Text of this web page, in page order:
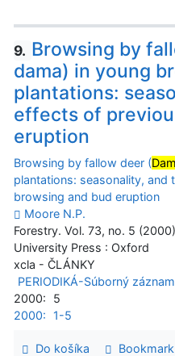
9. Browsing by
dama) in young
plantations:
effects of
eruption
Browsing by fallow deer (
plantations: seasonality, and
browsing and bud eruption
Moore N.P.
Forestry. Vol. 73, no. 5
University Press : Oxford
xcla - ČLÁNKY
PERIODIKÁ-Súborný
2000:
5
2000:
1-5
Do košíka Bookmark